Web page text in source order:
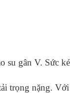
gân V. Sức
nặng.